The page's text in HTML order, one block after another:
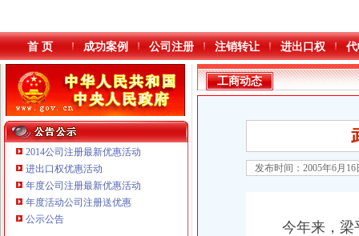
本站导航
首 页 成功案例 公司注册 注销转让 进出口权
2014公司注册最新优惠活动
进出口权优惠活动
年度公司注册最新优惠活动
年度活动公司注册送优惠
公示公告
工商动态
发布时间：2005年6月
今年来，梁